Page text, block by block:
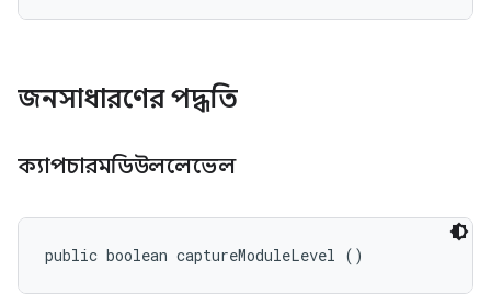
জনসাধারণের পদ্ধতি
ক্যাপচারমডিউললেভেল
public boolean captureModuleLevel ()